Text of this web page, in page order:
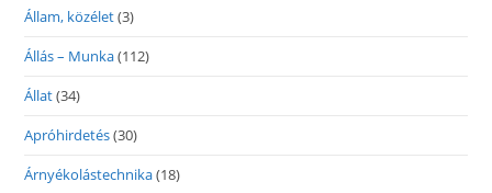
Állam, közélet(3)
Állás – Munka(112)
Állat(34)
Apróhirdetés(30)
Árnyékolástechnika(18)